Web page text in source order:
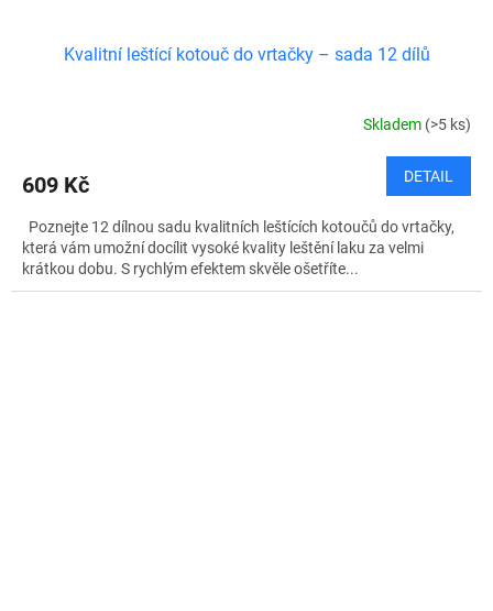
Kvalitní leštící kotouč do vrtačky – sada 12 dílů
Skladem (>5 ks)
609 Kč DETAIL
Poznejte 12 dílnou sadu kvalitních leštících kotoučů do vrtačky,
která vám umožní docílit vysoké kvality leštění laku za velmi
krátkou dobu. S rychlým efektem skvěle ošetříte...